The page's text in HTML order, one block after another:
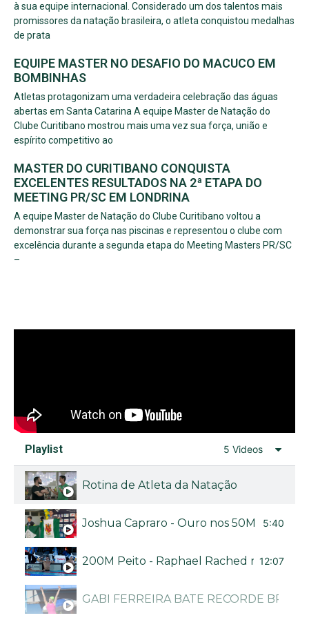
à sua equipe internacional. Considerado um dos talentos mais
promissores da natação brasileira, o atleta conquistou medalhas
de prata
EQUIPE MASTER NO DESAFIO DO MACUCO EM
BOMBINHAS
Atletas protagonizam uma verdadeira celebração das águas
abertas em Santa Catarina A equipe Master de Natação do
Clube Curitibano mostrou mais uma vez sua força, união e
espírito competitivo ao
MASTER DO CURITIBANO CONQUISTA
EXCELENTES RESULTADOS NA 2ª ETAPA DO
MEETING PR/SC EM LONDRINA
A equipe Master de Natação do Clube Curitibano voltou a
demonstrar sua força nas piscinas e representou o clube com
excelência durante a segunda etapa do Meeting Masters PR/SC
–
Playlist 5 Videos
Rotina de Atleta da Natação
Joshua Capraro - Ouro nos 50M livre no
5:40
200M Peito - Raphael Rached no Troféu
12:07
GABI FERREIRA BATE RECORDE